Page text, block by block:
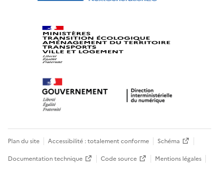
Plan du site Accessibilité : totalement conforme
Schéma
Documentation technique
Code source
Mentions légales